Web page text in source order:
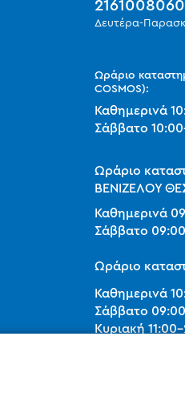
2161008060
Δευτέρα-
Ωράριο
COSMOS):
Καθημερινά
Σάββατο 10:00
Ωράριο
ΒΕΝΙΖΕΛΟΥ
Καθημερινά
Σάββατο 09:00
Ωράριο
Καθημερινά
Σάββατο 09:00
Κυριακή